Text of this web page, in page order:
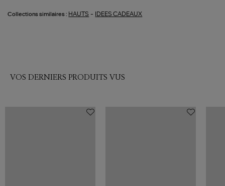
Collections similaires : HAUTS - IDEES CADEAUX
VOS DERNIERS PRODUITS VUS